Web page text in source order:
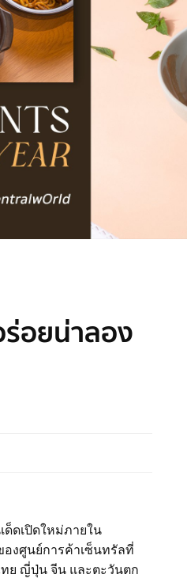
อยน่าลอง
ด็ดเปิดใหม่ภายใน
องศูนย์การค้าเซ็นทรัลที่
ย ญี่ปุ่น จีน และตะวันตก